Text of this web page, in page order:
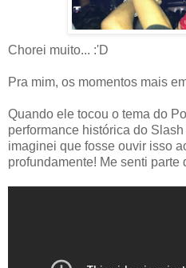
Chorei muito... :'D
Pra mim, os momentos mais
Quando ele tocou o tema do
performance histórica do
imaginei que fosse ouvir isso
profundamente! Me senti parte